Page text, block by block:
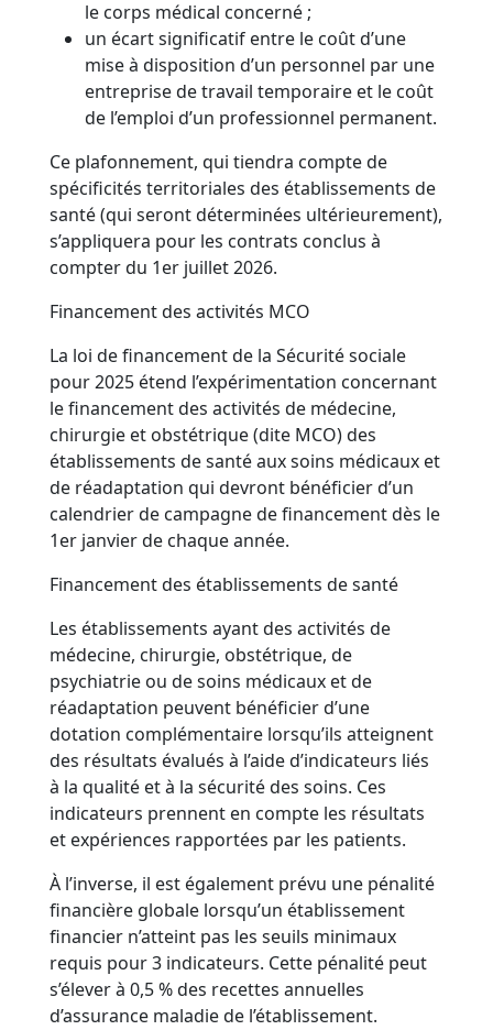
le corps médical concerné ;
un écart significatif entre le coût d’une
mise à disposition d’un personnel par une
entreprise de travail temporaire et le coût
de l’emploi d’un professionnel permanent.
Ce plafonnement, qui tiendra compte de
spécificités territoriales des établissements de
santé (qui seront déterminées ultérieurement),
s’appliquera pour les contrats conclus à
compter du 1er juillet 2026.
Financement des activités MCO
La loi de financement de la Sécurité sociale
pour 2025 étend l’expérimentation concernant
le financement des activités de médecine,
chirurgie et obstétrique (dite MCO) des
établissements de santé aux soins médicaux et
de réadaptation qui devront bénéficier d’un
calendrier de campagne de financement dès le
1er janvier de chaque année.
Financement des établissements de santé
Les établissements ayant des activités de
médecine, chirurgie, obstétrique, de
psychiatrie ou de soins médicaux et de
réadaptation peuvent bénéficier d’une
dotation complémentaire lorsqu’ils atteignent
des résultats évalués à l’aide d’indicateurs liés
à la qualité et à la sécurité des soins. Ces
indicateurs prennent en compte les résultats
et expériences rapportées par les patients.
À l’inverse, il est également prévu une pénalité
financière globale lorsqu’un établissement
financier n’atteint pas les seuils minimaux
requis pour 3 indicateurs. Cette pénalité peut
s’élever à 0,5 % des recettes annuelles
d’assurance maladie de l’établissement.